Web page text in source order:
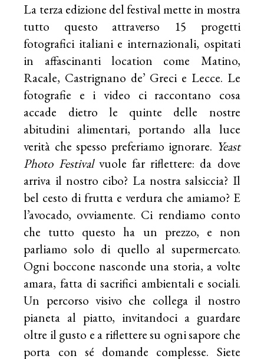
La terza edizione del festival mette in mostra
tutto questo attraverso 15 progetti
fotografici italiani e internazionali, ospitati
in affascinanti location come Matino,
Racale, Castrignano de’ Greci e Lecce. Le
fotografie e i video ci raccontano cosa
accade dietro le quinte delle nostre
abitudini alimentari, portando alla luce
verità che spesso preferiamo ignorare. Yeast
Photo Festivalvuole far riflettere: da dove
arriva il nostro cibo? La nostra salsiccia? Il
bel cesto di frutta e verdura che amiamo? E
l’avocado, ovviamente. Ci rendiamo conto
che tutto questo ha un prezzo, e non
parliamo solo di quello al supermercato.
Ogni boccone nasconde una storia, a volte
amara, fatta di sacrifici ambientali e sociali.
Un percorso visivo che collega il nostro
pianeta al piatto, invitandoci a guardare
oltre il gusto e a riflettere su ogni sapore che
porta con sé domande complesse. Siete